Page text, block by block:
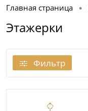
Главная страница •
Этажерки
Фильтр